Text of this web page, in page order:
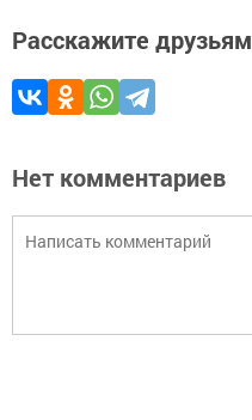
Расскажите друзьям
Нет комментариев